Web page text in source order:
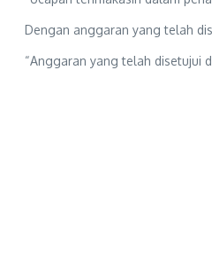
Dengan anggaran yang telah
“Anggaran yang telah disetujui